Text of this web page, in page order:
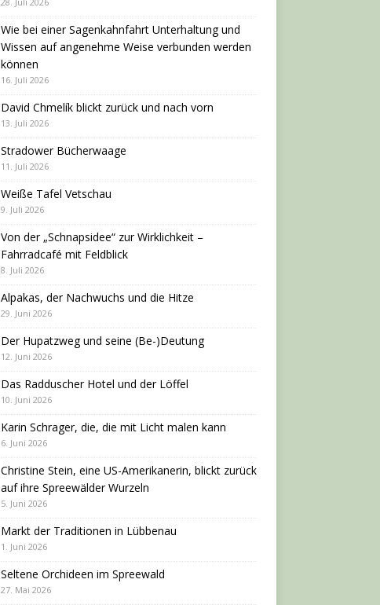
Wie bei einer Sagenkahnfahrt Unterhaltung und
Wissen auf angenehme Weise verbunden werden
können
16. Juli 2026
David Chmelík blickt zurück und nach vorn
13. Juli 2026
Stradower Bücherwaage
11. Juli 2026
Weiße Tafel Vetschau
9. Juli 2026
Von der „Schnapsidee“ zur Wirklichkeit –
Fahrradcafé mit Feldblick
8. Juli 2026
Alpakas, der Nachwuchs und die Hitze
29. Juni 2026
Der Hupatzweg und seine (Be-)Deutung
12. Juni 2026
Das Radduscher Hotel und der Löffel
10. Juni 2026
Karin Schrager, die, die mit Licht malen kann
6. Juni 2026
Christine Stein, eine US-Amerikanerin, blickt zurück
auf ihre Spreewälder Wurzeln
5. Juni 2026
Markt der Traditionen in Lübbenau
1. Juni 2026
Seltene Orchideen im Spreewald
27. Mai 2026